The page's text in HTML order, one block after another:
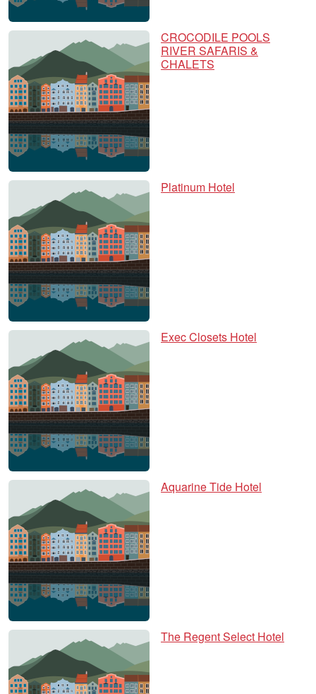
CROCODILE POOLS
RIVER SAFARIS &
CHALETS
Platinum Hotel
Exec Closets Hotel
Aquarine Tide Hotel
The Regent Select Hotel